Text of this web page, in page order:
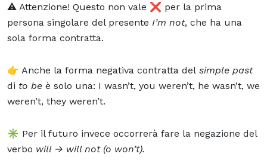
⚠️ Attenzione! Questo non vale ❌ per la prima
persona singolare del presente I’m not, che ha una
sola forma contratta.
👉 Anche la forma negativa contratta del simple past
di to be è solo una: I wasn’t, you weren’t, he wasn’t, we
weren’t, they weren’t.
✳️ Per il futuro invece occorrerà fare la negazione del
verbo will → will not (o won’t).